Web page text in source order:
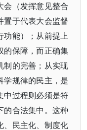
会（发挥意见整合
置于代表大会监督
功能）；从前提上
的保障，而正确集
制的完善；从实现
学规律的民主，是
中过程则必须是符
的合法集中。这种
、民主化、制度化